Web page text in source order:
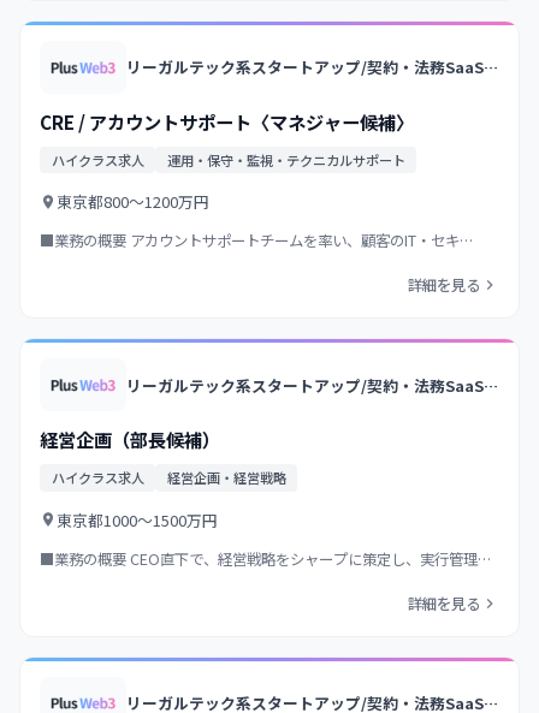
リーガルテック系スタートアップ/契約・法務SaaSの国内トップクラス/業界トップクラス法律事務所のノウハウ×AI/大手企業中心に導入
CRE / アカウントサポート〈マネジャー候補〉
ハイクラス求人 運用・保守・監視・テクニカルサポート
東京都800〜1200万円
■業務の概要 アカウントサポートチームを率い、顧客のIT・セキ…
詳細を見る
リーガルテック系スタートアップ/契約・法務SaaSの国内トップクラス/業界トップクラス法律事務所のノウハウ×AI/大手企業中心に導入
経営企画（部長候補）
ハイクラス求人 経営企画・経営戦略
東京都1000〜1500万円
■業務の概要 CEO直下で、経営戦略をシャープに策定し、実行管理…
詳細を見る
リーガルテック系スタートアップ/契約・法務SaaSの国内トップクラス/業界トップクラス法律事務所のノウハウ×AI/大手企業中心に導入